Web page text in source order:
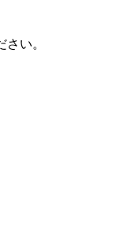
さい。